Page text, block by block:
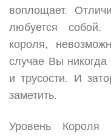
воплощает.
любуется
короля,
случае Вы никогда
и трусости. И
заметить.
Уровень